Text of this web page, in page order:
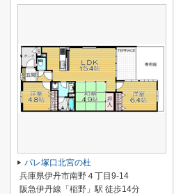
パレ塚口北宮の杜
兵庫県伊丹市南野４丁目9-14
阪急伊丹線「稲野」駅 徒歩14分